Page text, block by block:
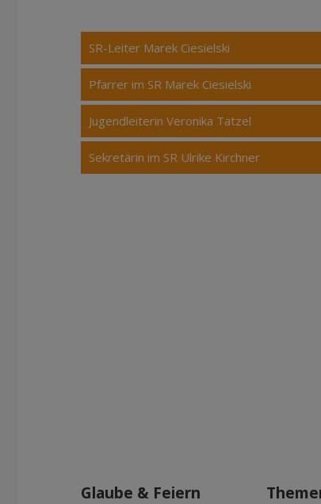
SR-Leiter Marek Ciesielski
Pfarrer im SR Marek Ciesielski
Jugendleiterin Veronika Tatzel
Sekretärin im SR Ulrike Kirchner
Glaube & Feiern